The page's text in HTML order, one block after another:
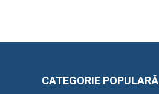
CATEGORIE POPULARĂ